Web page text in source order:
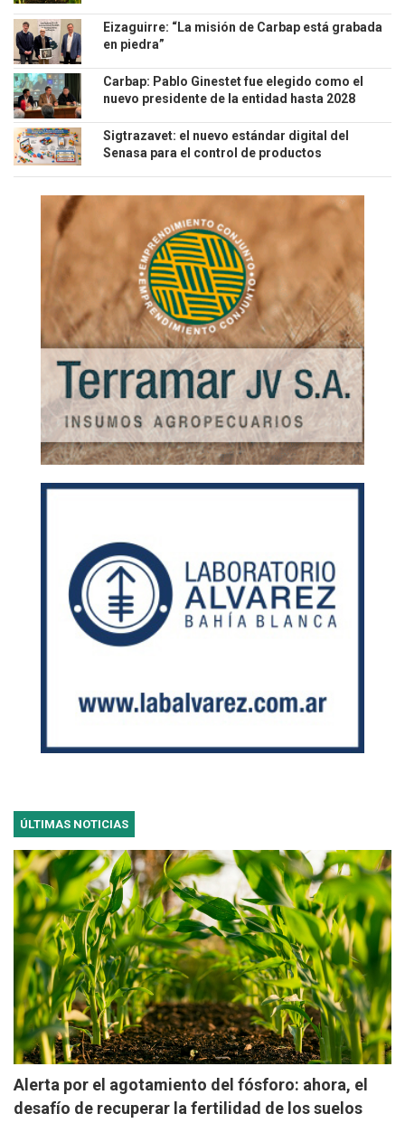
Eizaguirre: “La misión de Carbap está grabada
en piedra”
Carbap: Pablo Ginestet fue elegido como el
nuevo presidente de la entidad hasta 2028
Sigtrazavet: el nuevo estándar digital del
Senasa para el control de productos
ÚLTIMAS NOTICIAS
Alerta por el agotamiento del fósforo: ahora, el
desafío de recuperar la fertilidad de los suelos